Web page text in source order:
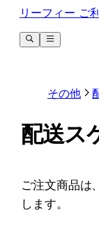
リーフィー ご
その他
配送ス
ご注文商品は
します。